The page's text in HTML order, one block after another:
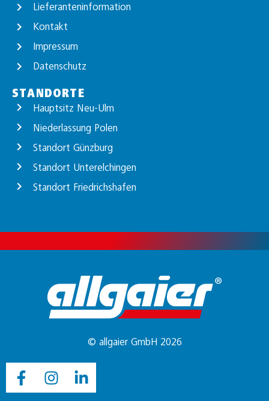
Lieferanteninformation
Kontakt
Impressum
Datenschutz
STANDORTE
Hauptsitz Neu-Ulm
Niederlassung Polen
Standort Günzburg
Standort Unterelchingen
Standort Friedrichshafen
© allgaier GmbH 2026